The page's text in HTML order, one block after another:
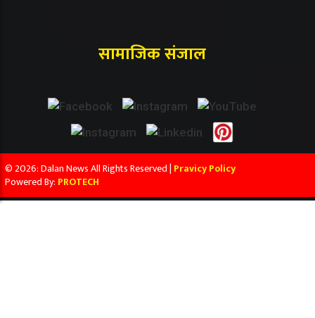
सामाजिक संजाल
© 2026: Dalan News All Rights Reserved | Pravicy Policy
Powered By: PROTECH